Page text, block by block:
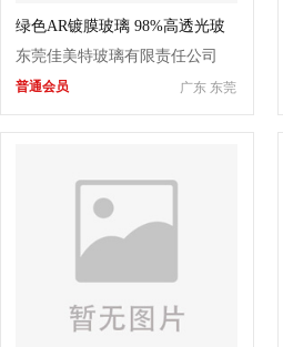
绿色AR镀膜玻璃 98%高透光玻
璃 宽频减反射镀膜玻璃
东莞佳美特玻璃有限责任公司
广东 东莞
普通会员